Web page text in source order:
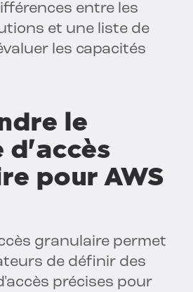
entre les
et une liste de
les capacités
le
d'accès
pour AWS
granulaire permet
de définir des
précises pour